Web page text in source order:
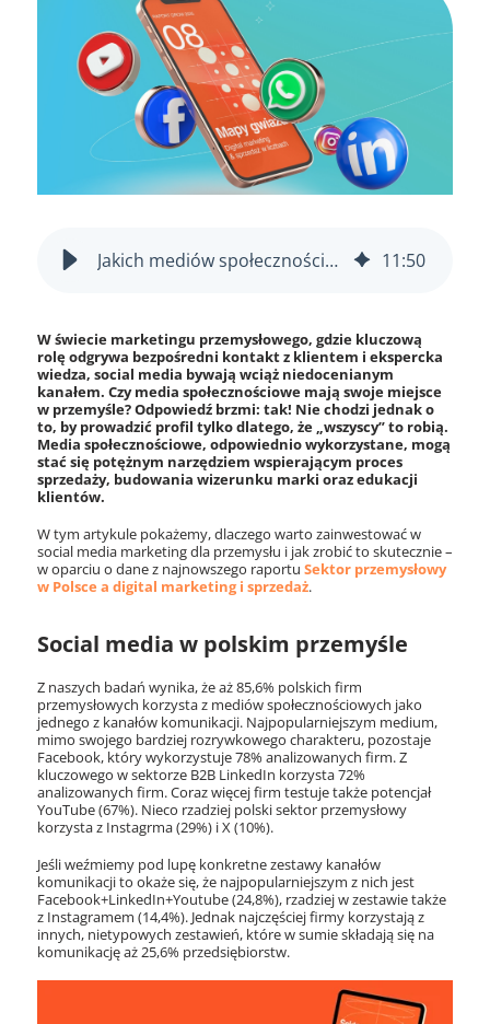
Jakich mediów społecznościowych potrzebuje Twoja firma przemysłowa? 11:50
W świecie marketingu przemysłowego, gdzie kluczową
rolę odgrywa bezpośredni kontakt z klientem i ekspercka
wiedza, social media bywają wciąż niedocenianym
kanałem. Czy media społecznościowe mają swoje miejsce
w przemyśle? Odpowiedź brzmi: tak! Nie chodzi jednak o
to, by prowadzić profil tylko dlatego, że „wszyscy” to robią.
Media społecznościowe, odpowiednio wykorzystane, mogą
stać się potężnym narzędziem wspierającym proces
sprzedaży, budowania wizerunku marki oraz edukacji
klientów.
W tym artykule pokażemy, dlaczego warto zainwestować w
social media marketing dla przemysłu i jak zrobić to skutecznie –
w oparciu o dane z najnowszego raportu Sektor przemysłowy
w Polsce a digital marketing i sprzedaż.
Social media w polskim przemyśle
Z naszych badań wynika, że aż 85,6% polskich firm
przemysłowych korzysta z mediów społecznościowych jako
jednego z kanałów komunikacji. Najpopularniejszym medium,
mimo swojego bardziej rozrywkowego charakteru, pozostaje
Facebook, który wykorzystuje 78% analizowanych firm. Z
kluczowego w sektorze B2B LinkedIn korzysta 72%
analizowanych firm. Coraz więcej firm testuje także potencjał
YouTube (67%). Nieco rzadziej polski sektor przemysłowy
korzysta z Instagrma (29%) i X (10%).
Jeśli weźmiemy pod lupę konkretne zestawy kanałów
komunikacji to okaże się, że najpopularniejszym z nich jest
Facebook+LinkedIn+Youtube (24,8%), rzadziej w zestawie także
z Instagramem (14,4%). Jednak najczęściej firmy korzystają z
innych, nietypowych zestawień, które w sumie składają się na
komunikację aż 25,6% przedsiębiorstw.